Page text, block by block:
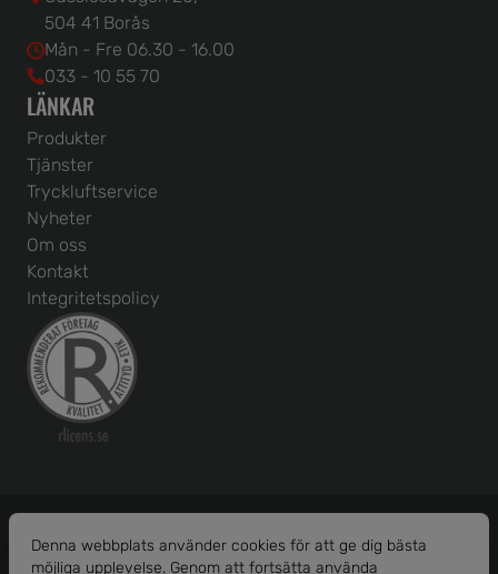
504 41 Borås
Mån - Fre 06.30 - 16.00
033 - 10 55 70
LÄNKAR
Produkter
Tjänster
Tryckluftservice
Nyheter
Om oss
Kontakt
Integritetspolicy
Denna webbplats använder cookies för att ge dig bästa
möjliga upplevelse. Genom att fortsätta använda